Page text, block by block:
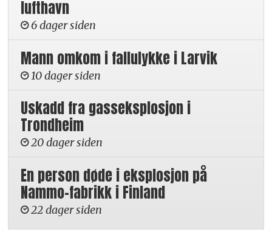
lufthavn
6 dager siden
Mann omkom i fallulykke i Larvik
10 dager siden
Uskadd fra gasseksplosjon i
Trondheim
20 dager siden
En person døde i eksplosjon på
Nammo-fabrikk i Finland
22 dager siden